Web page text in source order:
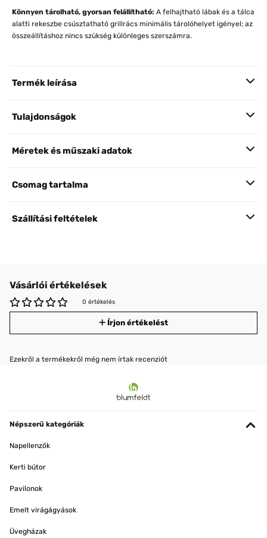
Könnyen tárolható, gyorsan felállítható: A felhajtható lábak és a tálca
alatti rekeszbe csúsztatható grillrács minimális tárolóhelyet igényel; az
összeállításhoz nincs szükség különleges szerszámra.
Termék leírása
Tulajdonságok
Méretek és műszaki adatok
Csomag tartalma
Szállítási feltételek
Vásárlói értékelések
0 értékelés
Írjon értékelést
Ezekről a termékekről még nem írtak recenziót
Népszerű kategóriák
Napellenzők
Kerti bútor
Pavilonok
Emelt virágágyások
Üvegházak